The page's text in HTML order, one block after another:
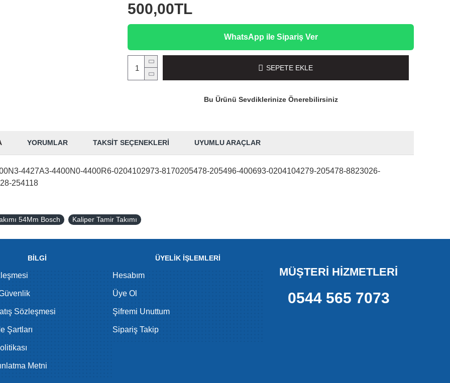
500,00TL
WhatsApp ile Sipariş Ver
SEPETE EKLE
Bu Ürünü Sevdiklerinize Önerebilirsiniz
YORUMLAR TAKSIT SEÇENEKLERI UYUMLU ARAÇLAR
4427A3-4400N0-4400R6-0204102973-8170205478-205496-400693-0204104279-205478-8823026-
254118
54Mm Bosch Kaliper Tamir Takımı
BİLGİ
Sözleşmesi
Şartları
Metni
ÜYELİK İŞLEMLERİ
Hesabım
Üye Ol
Şifremi Unuttum
Sipariş Takip
MÜŞTERİ HİZMETLERİ
0544 565 7073